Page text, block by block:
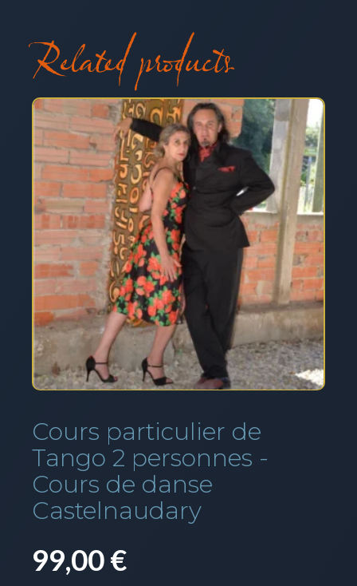
Related products
Cours particulier de
Tango 2 personnes -
Cours de danse
Castelnaudary
99,00€